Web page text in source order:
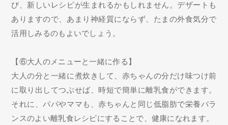
び、新しいレシピが生まれるかもしれません。デザートも
ありますので、あまり神経質にならず、たまの外食気分で
活用しみるのもよいでしょう。
【⑥大人のメニューと一緒に作る】
大人の分と一緒に煮炊きして、赤ちゃんの分だけ味つけ前
に取り出してつぶせば、時短で簡単に離乳食ができます。
それに、パパやママも、赤ちゃんと同じ低脂肪で栄養バラ
ンスのよい離乳食レシピにすることで、健康になれます。